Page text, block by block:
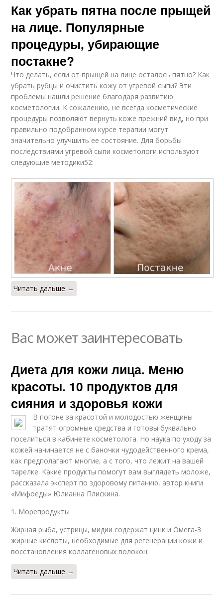
Как убрать пятна после прыщей
на лице. Популярные
процедуры, убирающие
постакне?
Что делать, если от прыщей на лице осталось пятно? Как
убрать рубцы и очистить кожу от угревой сыпи? Эти
проблемы нашли решение благодаря развитию
косметологии. К сожалению, не всегда косметические
процедуры позволяют вернуть коже прежний вид, но при
правильно подобранном курсе терапии могут
значительно улучшить ее состояние. Для борьбы
последствиями угревой сыпи косметологи используют
следующие методики52:
Читать дальше →
Вас может заинтересовать
Диета для кожи лица. Меню
красоты. 10 продуктов для
сияния и здоровья кожи
В погоне за красотой и молодостью женщины
тратят огромные средства и готовы буквально
поселиться в кабинете косметолога. Но наука по уходу за
кожей начинается не с баночки чудодейственного крема,
как предполагают многие, а с того, что лежит на вашей
тарелке. Какие продукты помогут вам выглядеть моложе,
рассказала эксперт по здоровому питанию, автор книги
«Мифоеды» Юлианна Плискина.
1. Морепродукты
Жирная рыба, устрицы, мидии содержат цинк и Омега-3
жирные кислоты, необходимые для регенерации кожи и
восстановления коллагеновых волокон.
Читать дальше →